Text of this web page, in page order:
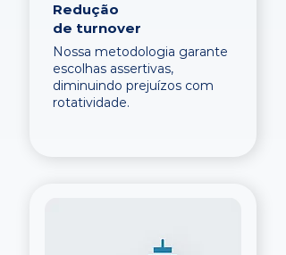
Redução
de turnover
Nossa metodologia garante
escolhas assertivas,
diminuindo prejuízos com
rotatividade.